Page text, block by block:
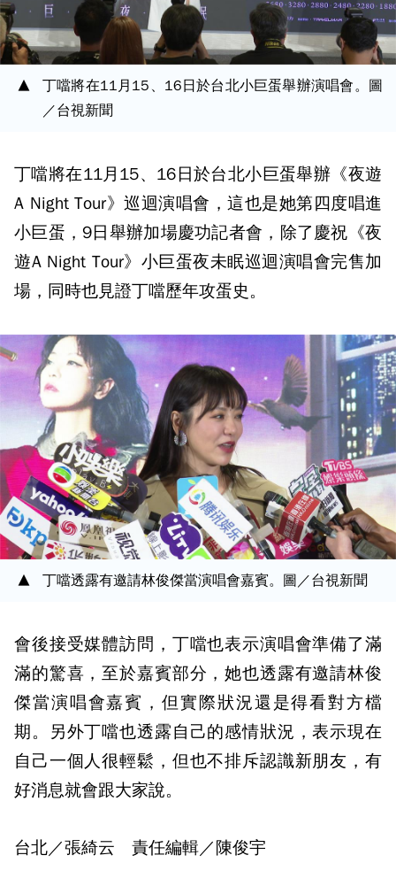
丁噹將在11月15、16日於台北小巨蛋舉辦演唱會。圖
／台視新聞
丁噹將在11月15、16日於台北小巨蛋舉辦《夜遊
A Night Tour》巡迴演唱會，這也是她第四度唱進
小巨蛋，9日舉辦加場慶功記者會，除了慶祝《夜
遊A Night Tour》小巨蛋夜未眠巡迴演唱會完售加
場，同時也見證丁噹歷年攻蛋史。
丁噹透露有邀請林俊傑當演唱會嘉賓。圖／台視新聞
會後接受媒體訪問，丁噹也表示演唱會準備了滿
滿的驚喜，至於嘉賓部分，她也透露有邀請林俊
傑當演唱會嘉賓，但實際狀況還是得看對方檔
期。另外丁噹也透露自己的感情狀況，表示現在
自己一個人很輕鬆，但也不排斥認識新朋友，有
好消息就會跟大家說。
台北／張綺云 責任編輯／陳俊宇